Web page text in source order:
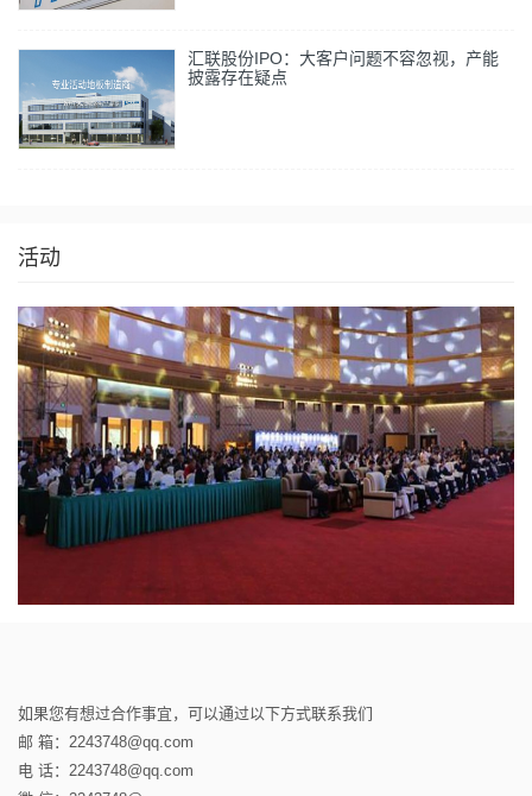
汇联股份IPO：大客户问题不容忽视，产能
披露存在疑点
活动
如果您有想过合作事宜，可以通过以下方式联系我们
邮 箱：2243748@qq.com
电 话：2243748@qq.com